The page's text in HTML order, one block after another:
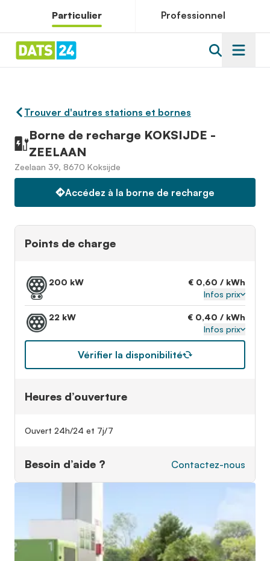
Particulier Professionnel
Trouver d'autres stations et bornes
Borne de recharge KOKSIJDE -
ZEELAAN
Zeelaan 39, 8670 Koksijde
Accédez à la borne de recharge
Points de charge
200 kW
€ 0,60 / kWh
Infos prix
22 kW
€ 0,40 / kWh
Infos prix
Vérifier la disponibilité
Heures d’ouverture
Ouvert 24h/24 et 7j/7
Besoin d’aide ? Contactez-nous